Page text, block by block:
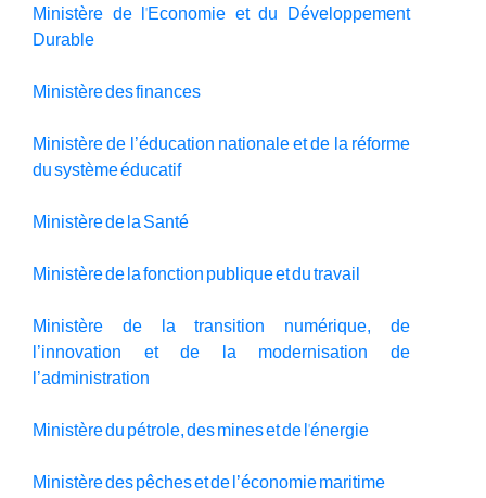
Ministère de l'Economie et du Développement
Durable
Ministère des finances
Ministère de l’éducation nationale et de la réforme
du système éducatif
Ministère de la Santé
Ministère de la fonction publique et du travail
Ministère de la transition numérique, de
l’innovation et de la modernisation de
l’administration
Ministère du pétrole, des mines et de l'énergie
Ministère des pêches et de l’économie maritime